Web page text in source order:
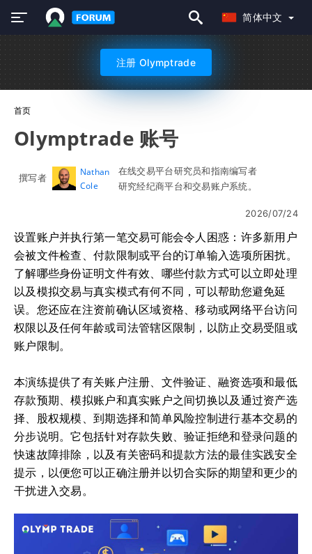
简体中文
注册 Olymptrade
首页
Olymptrade 账号
撰写者
Nathan
Cole
在线交易平台研究员和指南编写者
研究经纪商平台和交易账户系统。
2026/07/24
设置账户并执行第一笔交易可能会令人困惑：许多新用户
会被文件检查、付款限制或平台的订单输入选项所困扰。
了解哪些身份证明文件有效、哪些付款方式可以立即处理
以及模拟交易与真实模式有何不同，可以帮助您避免延
误。您还应在注资前确认区域资格、移动或网络平台访问
权限以及任何年龄或司法管辖区限制，以防止交易受阻或
账户限制。
本演练提供了有关账户注册、文件验证、融资选项和最低
存款预期、模拟账户和真实账户之间切换以及通过资产选
择、股权规模、到期选择和简单风险控制进行基本交易的
分步说明。它包括针对存款失败、验证拒绝和登录问题的
快速故障排除，以及有关密码和提款方法的最佳实践安全
提示，以便您可以正确注册并以切合实际的期望和更少的
干扰进入交易。